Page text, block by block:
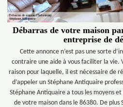
Débarras de votre maison
entreprise de
Cette annonce n’est pas une sorte
contraire une aide à vous faciliter la vie.
raison pour laquelle, il est nécessaire de
d’appeler un Stéphane Antiquaire
Stéphane Antiquaire a tous les moyens
de votre maison dans le 86380. De